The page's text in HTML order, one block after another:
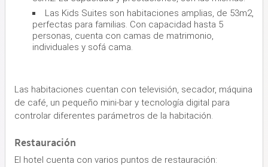
Las Kids Suites son habitaciones amplias, de 53m2,
perfectas para familias. Con capacidad hasta 5
personas, cuenta con camas de matrimonio,
individuales y sofá cama.
Las habitaciones cuentan con televisión, secador, máquina
de café, un pequeño mini-bar y tecnología digital para
controlar diferentes parámetros de la habitación.
Restauración
El hotel cuenta con varios puntos de restauración: